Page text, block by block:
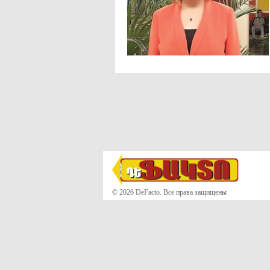
© 2026 DeFacto. Все права защищены